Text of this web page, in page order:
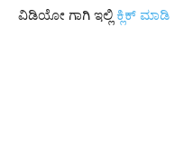
ವಿಡಿಯೋ ಗಾಗಿ ಇಲ್ಲಿ ಕ್ಲಿಕ್ ಮಾಡಿ